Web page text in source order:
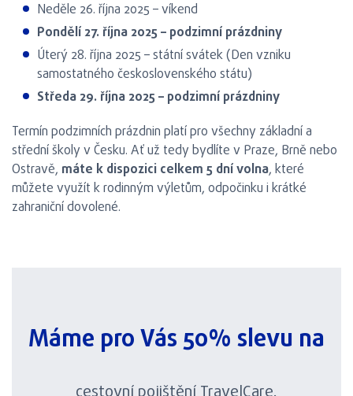
Neděle 26. října 2025 – víkend
Pondělí 27. října 2025 – podzimní prázdniny
Úterý 28. října 2025 – státní svátek (Den vzniku
samostatného československého státu)
Středa 29. října 2025 – podzimní prázdniny
Termín podzimních prázdnin platí pro všechny základní a
střední školy v Česku. Ať už tedy bydlíte v Praze, Brně nebo
Ostravě, máte k dispozici celkem 5 dní volna, které
můžete využít k rodinným výletům, odpočinku i krátké
zahraniční dovolené.
Máme pro Vás 50% slevu na